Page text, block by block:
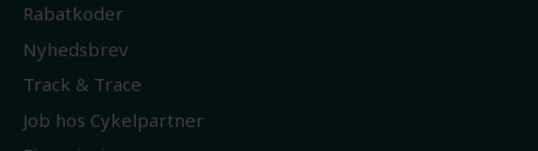
Rabatkoder
Nyhedsbrev
Track & Trace
Job hos Cykelpartner